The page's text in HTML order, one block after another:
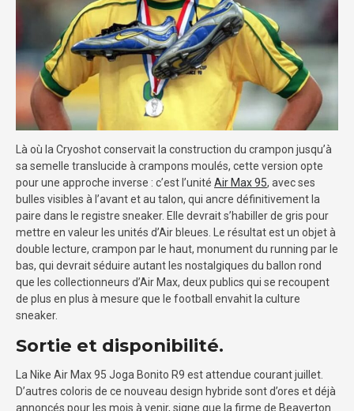
Là où la Cryoshot conservait la construction du crampon jusqu’à
sa semelle translucide à crampons moulés, cette version opte
pour une approche inverse : c’est l’unité Air Max 95, avec ses
bulles visibles à l’avant et au talon, qui ancre définitivement la
paire dans le registre sneaker. Elle devrait s’habiller de gris pour
mettre en valeur les unités d’Air bleues. Le résultat est un objet à
double lecture, crampon par le haut, monument du running par le
bas, qui devrait séduire autant les nostalgiques du ballon rond
que les collectionneurs d’Air Max, deux publics qui se recoupent
de plus en plus à mesure que le football envahit la culture
sneaker.
Sortie et disponibilité.
La Nike Air Max 95 Joga Bonito R9 est attendue courant juillet.
D’autres coloris de ce nouveau design hybride sont d’ores et déjà
annoncés pour les mois à venir, signe que la firme de Beaverton